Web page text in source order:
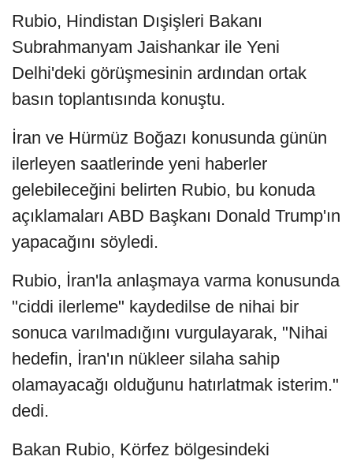
Rubio, Hindistan Dışişleri Bakanı
Subrahmanyam Jaishankar ile Yeni
Delhi'deki görüşmesinin ardından ortak
basın toplantısında konuştu.
İran ve Hürmüz Boğazı konusunda günün
ilerleyen saatlerinde yeni haberler
gelebileceğini belirten Rubio, bu konuda
açıklamaları ABD Başkanı Donald Trump'ın
yapacağını söyledi.
Rubio, İran'la anlaşmaya varma konusunda
"ciddi ilerleme" kaydedilse de nihai bir
sonuca varılmadığını vurgulayarak, "Nihai
hedefin, İran'ın nükleer silaha sahip
olamayacağı olduğunu hatırlatmak isterim."
dedi.
Bakan Rubio, Körfez bölgesindeki